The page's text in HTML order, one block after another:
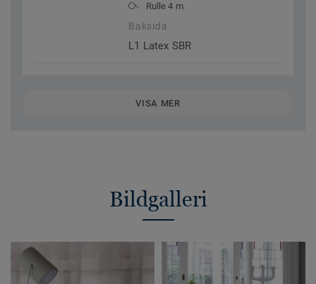
Rulle 4 m
Baksida
L1 Latex SBR
VISA MER
Bildgalleri